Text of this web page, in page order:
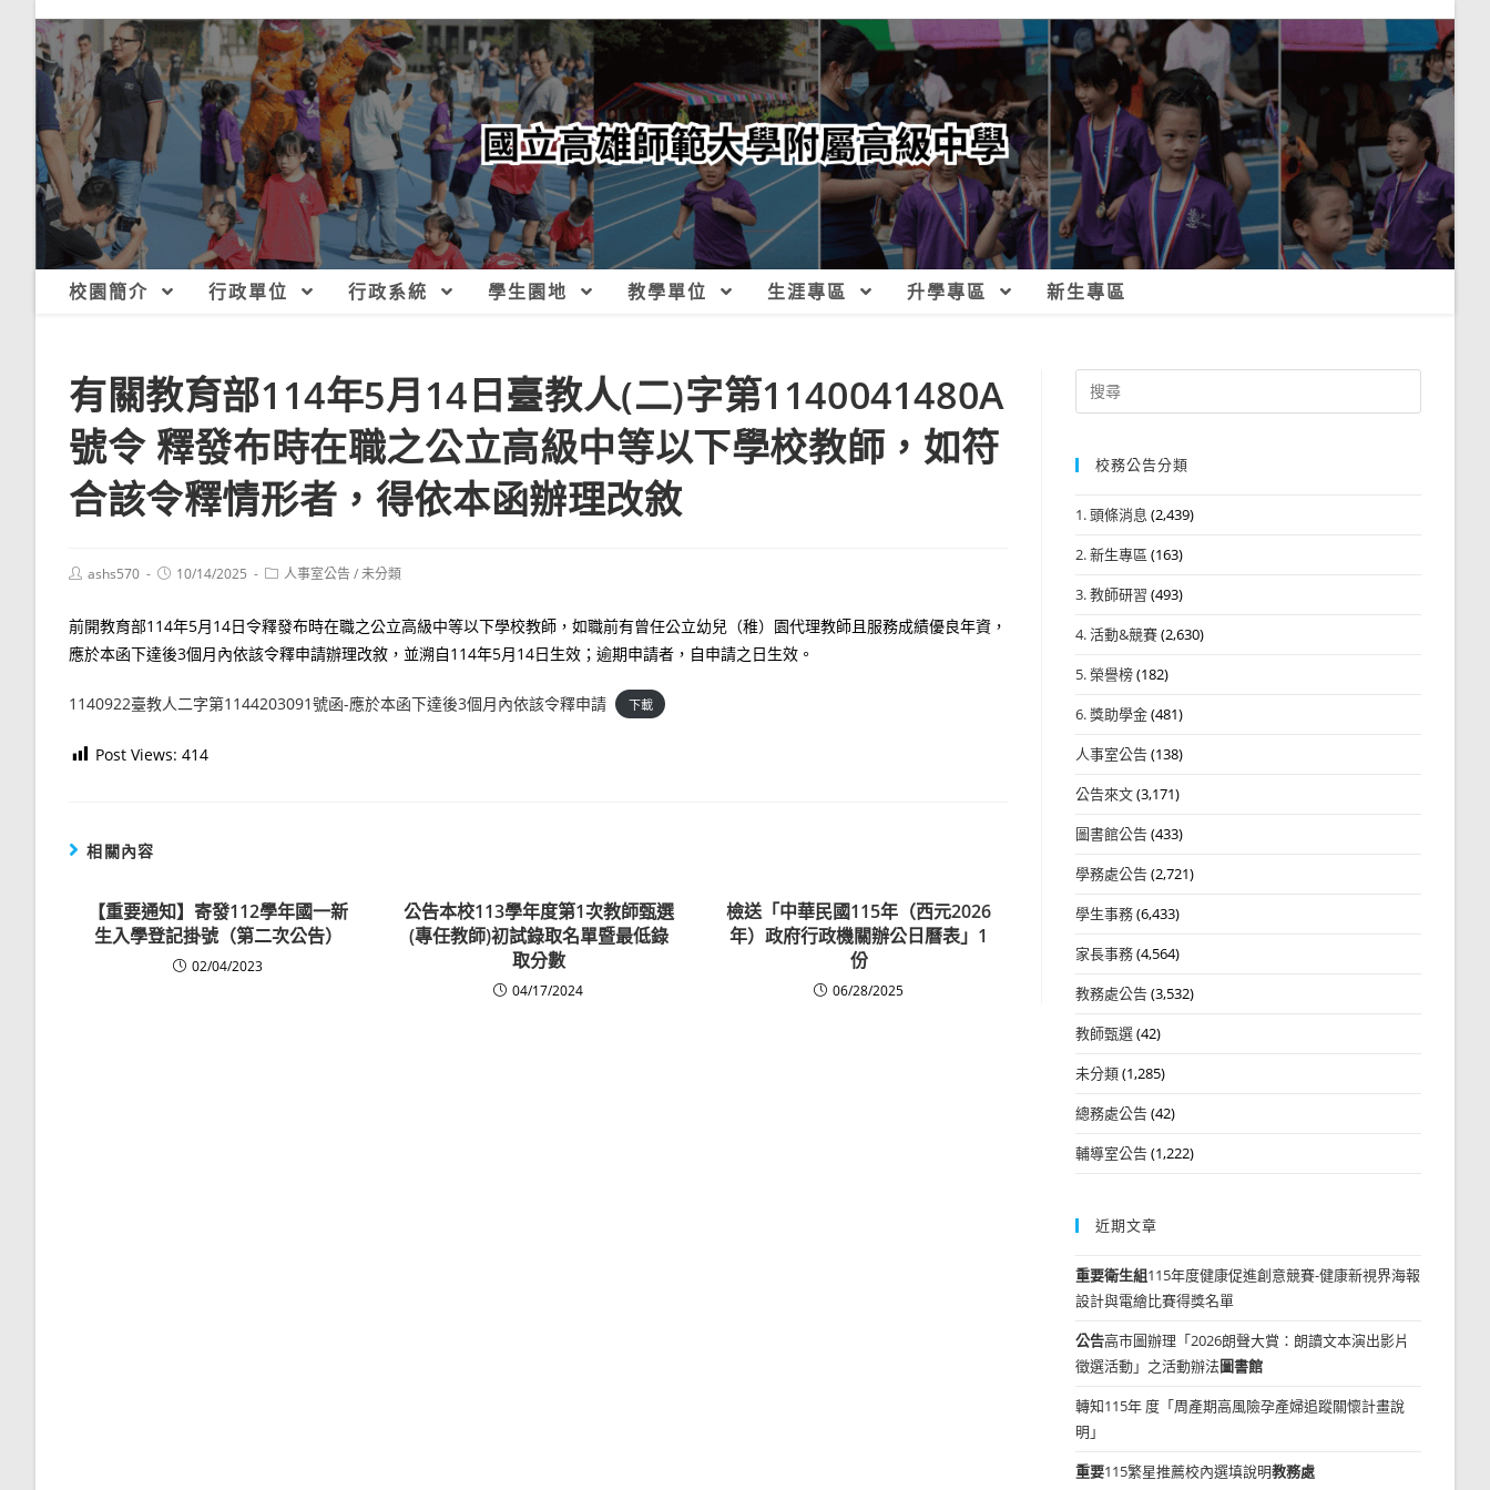
校園簡介 行政單位 行政系統 學生園地 教學單位 生涯專區 升學專區 新生專區
有關教育部114年5月14日臺教人(二)字第1140041480A
號令 釋發布時在職之公立高級中等以下學校教師，如符
合該令釋情形者，得依本函辦理改敘
Postashs570
Post10/14/2025
Post人事室公告/未分類
前開教育部114年5月14日令釋發布時在職之公立高級中等以下學校教師，如職前有曾任公立幼兒（稚）園代理教師且服務成績優良年資，
應於本函下達後3個月內依該令釋申請辦理改敘，並溯自114年5月14日生效；逾期申請者，自申請之日生效。
1140922臺教人二字第1144203091號函-應於本函下達後3個月內依該令釋申請 下載
Post Views: 414
相關內容
【重要通知】寄發112學年國一新
生入學登記掛號（第二次公告）
02/04/2023
公告本校113學年度第1次教師甄選
(專任教師)初試錄取名單暨最低錄
取分數
04/17/2024
檢送「中華民國115年（西元2026
年）政府行政機關辦公日曆表」1
份
06/28/2025
Search
for:
校務公告分類
1. 頭條消息 (2,439)
2. 新生專區 (163)
3. 教師研習 (493)
4. 活動&競賽(2,630)
5. 榮譽榜(182)
6. 獎助學金(481)
人事室公告(138)
公告來文(3,171)
圖書館公告(433)
學務處公告(2,721)
學生事務(6,433)
家長事務(4,564)
教務處公告(3,532)
教師甄選(42)
未分類(1,285)
總務處公告(42)
輔導室公告(1,222)
近期文章
重要衛生組115年度健康促進創意競賽-健康新視界海報
設計與電繪比賽得獎名單
公告高市圖辦理「2026朗聲大賞：朗讀文本演出影片
徵選活動」之活動辦法圖書館
轉知115年 度「周產期高風險孕產婦追蹤關懷計畫說
明」
重要115繁星推薦校內選填說明教務處